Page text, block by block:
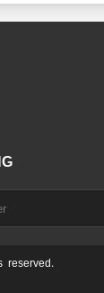
reserved.